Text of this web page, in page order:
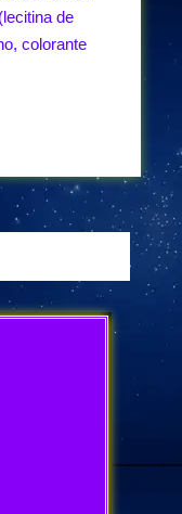
de
colorante